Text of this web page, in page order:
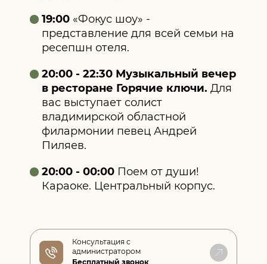
19:00 «Фокус шоу» -
представление для всей семьи на
ресепшн отеля.
20:00 - 22:30 Музыкальный вечер
в ресторане Горячие ключи. Для
вас выступает солист
владимирской областной
филармонии певец Андрей
Пиляев.
20:00 - 00:00 Поем от души!
Караоке. Центральный корпус.
Консультация с
администратором
Бесплатный звонок